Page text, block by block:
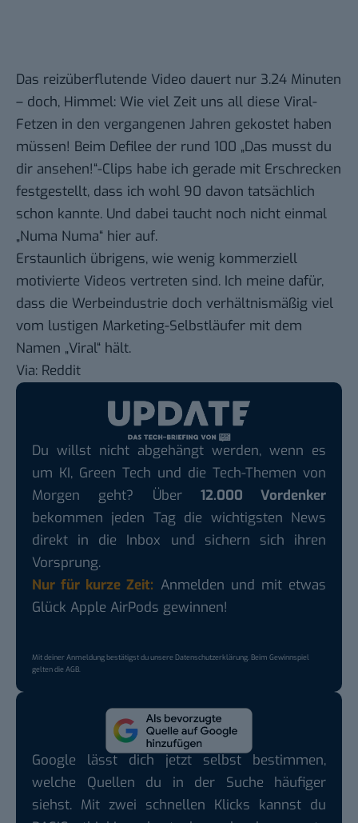
Das reizüberflutende Video dauert nur 3.24 Minuten
– doch, Himmel: Wie viel Zeit uns all diese Viral-
Fetzen in den vergangenen Jahren gekostet haben
müssen! Beim Defilee der rund 100 „Das musst du
dir ansehen!“-Clips habe ich gerade mit Erschrecken
festgestellt, dass ich wohl 90 davon tatsächlich
schon kannte. Und dabei taucht noch nicht einmal
„Numa Numa“ hier auf.
Erstaunlich übrigens, wie wenig kommerziell
motivierte Videos vertreten sind. Ich meine dafür,
dass die Werbeindustrie doch verhältnismäßig viel
vom lustigen Marketing-Selbstläufer mit dem
Namen „Viral“ hält.
Via: Reddit
Du willst nicht abgehängt werden, wenn es
um KI, Green Tech und die Tech-Themen von
Morgen geht? Über 12.000 Vordenker
bekommen jeden Tag die wichtigsten News
direkt in die Inbox und sichern sich ihren
Vorsprung.
Nur für kurze Zeit: Anmelden und mit etwas
Glück Apple AirPods gewinnen!
Mit deiner Anmeldung bestätigst du unsereDatenschutzerklärung. Beim Gewinnspiel
gelten dieAGB.
Google lässt dich jetzt selbst bestimmen,
welche Quellen du in der Suche häufiger
siehst. Mit zwei schnellen Klicks kannst du